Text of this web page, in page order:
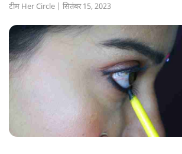
टीम Her Circle | सितंबर 15, 2023